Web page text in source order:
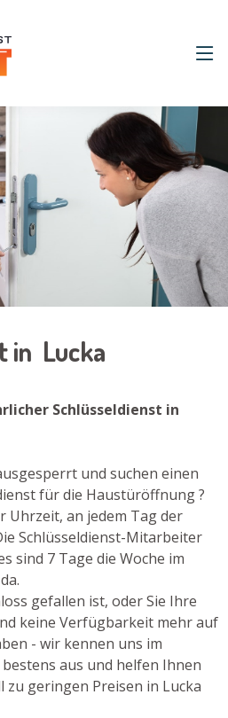
in Lucka
Schlüsseldienst in
und suchen einen
für die Haustüröffnung ?
Uhrzeit, an jedem Tag der
Schlüsseldienst-Mitarbeiter
sind 7 Tage die Woche im
gefallen ist, oder Sie Ihre
keine Verfügbarkeit mehr auf
- wir kennen uns im
aus und helfen Ihnen
geringen Preisen in Lucka